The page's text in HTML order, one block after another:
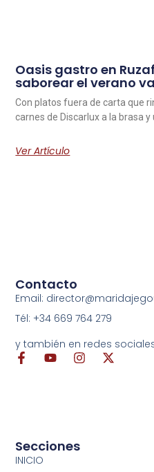
Oasis gastro en
saborear el verano
Con platos fuera de carta que
carnes de Discarlux a la brasa
Ver Artículo
Secciones
INICIO
Contacto
Email:
Tél: +34 669 764 279
y también en redes